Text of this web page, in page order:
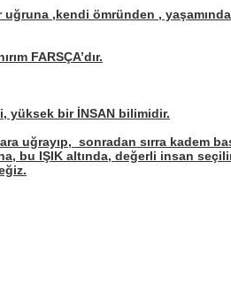
,kendi ömründen ,
FARSÇA’dır.
yüksek bir İNSAN bilimidir.
uğrayıp, sonradan sırra kadem
bu IŞIK altında, değerli insan